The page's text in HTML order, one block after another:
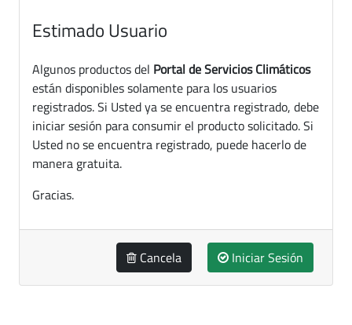
Estimado Usuario
Algunos productos del Portal de Servicios Climáticos
están disponibles solamente para los usuarios
registrados. Si Usted ya se encuentra registrado, debe
iniciar sesión para consumir el producto solicitado. Si
Usted no se encuentra registrado, puede hacerlo de
manera gratuita.
Gracias.
Cancela Iniciar Sesión